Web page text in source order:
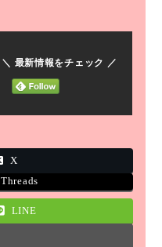
＼ 最新情報をチェック ／
X
Threads
LINE